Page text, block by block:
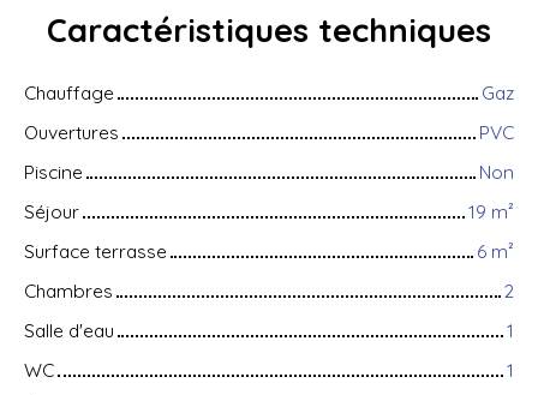
Caractéristiques techniques
Chauffage
Gaz
Ouvertures
PVC
Piscine
Non
Séjour
19 m²
Surface terrasse
6 m²
Chambres
2
Salle d'eau
1
WC
1